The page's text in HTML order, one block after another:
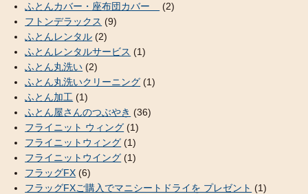
ふとんカバー・座布団カバー
(2)
フトンデラックス (9)
ふとんレンタル (2)
ふとんレンタルサービス (1)
ふとん丸洗い (2)
ふとん丸洗いクリーニング (1)
ふとん加工 (1)
ふとん屋さんのつぶやき (36)
フライニット ウィング (1)
フライニットウィング (1)
フライニットウイング (1)
フラッグFX (6)
フラッグFXご購入でマニシートドライを プレゼント (1)